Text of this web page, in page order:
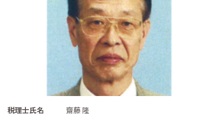
税理士氏名
齋藤 隆